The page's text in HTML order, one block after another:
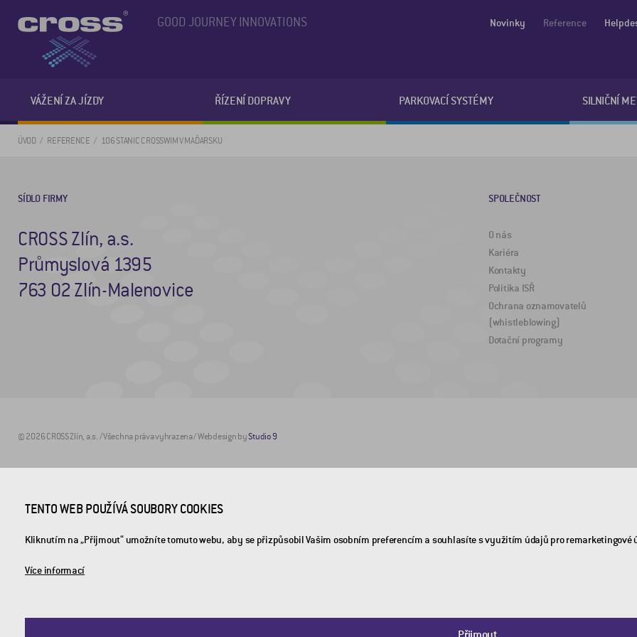
GOOD JOURNEY INNOVATIONS
VÁŽENÍ ZA JÍZDY ŘÍZENÍ DOPRAVY PARKOVACÍ SYSTÉMY SILNIČNÍ
Novinky Reference
ÚVOD REFERENCE 106 STANIC CROSSWIM V MAĎARSKU
SÍDLO FIRMY
CROSS Zlín, a.s.
Průmyslová 1395
763 02 Zlín-Malenovice
SPOLEČNOST
O nás
Kariéra
Kontakty
Politika ISŘ
Ochrana oznamovatelů
(whistleblowing)
Dotační programy
© 2026 CROSS Zlín, a.s. / Všechna práva vyhrazena / Webdesign byStudio 9
TENTO WEB POUŽÍVÁ SOUBORY COOKIES
Kliknutím na „Přijmout“ umožníte tomuto webu, aby se přizpůsobil Vašim osobním preferencím a souhlasíte s využitím údajů pro remarketingové
Více informací